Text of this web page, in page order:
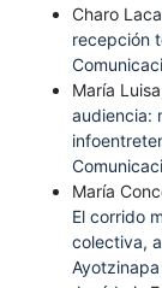
Charo
recepción
María
audiencia:
María
El corrido
colectiva,
Ayotzinapa